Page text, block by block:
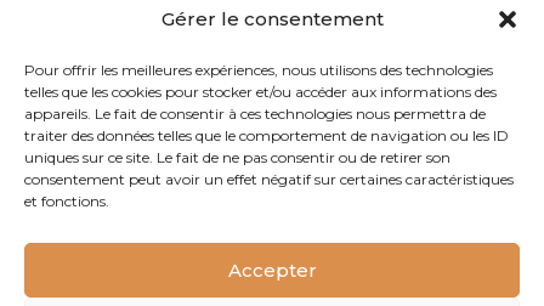
Gérer le consentement
Pour offrir les meilleures expériences, nous utilisons des technologies
telles que les cookies pour stocker et/ou accéder aux informations des
appareils. Le fait de consentir à ces technologies nous permettra de
traiter des données telles que le comportement de navigation ou les ID
uniques sur ce site. Le fait de ne pas consentir ou de retirer son
consentement peut avoir un effet négatif sur certaines caractéristiques
et fonctions.
Accepter
Rédaction, photos et corrections : habitants et
© Journal Bacalan 2024 - Tous droits